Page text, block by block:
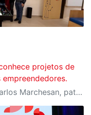
projetos de
No dia 22 de maio, o Sr. João Carlos Marchesan, patrono da unidade Sesi Matão, visitou a escola e acompanhou as apresentações das equipes de robótica. Os alunos compartilharam projetos desenvolvidos para a FIRST LEGO League (FLL) e Olimpíada Brasileira de Robótica, assim como iniciativas do Espaço Maker.